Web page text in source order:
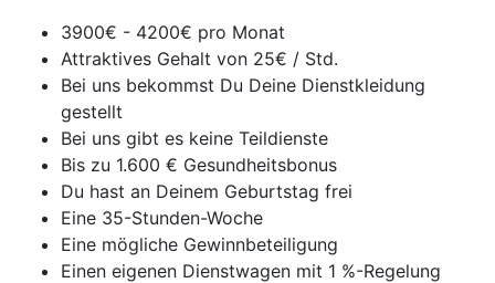
3900€ - 4200€ pro Monat
Attraktives Gehalt von 25€ / Std.
Bei uns bekommst Du Deine Dienstkleidung
gestellt
Bei uns gibt es keine Teildienste
Bis zu 1.600 € Gesundheitsbonus
Du hast an Deinem Geburtstag frei
Eine 35-Stunden-Woche
Eine mögliche Gewinnbeteiligung
Einen eigenen Dienstwagen mit 1 %-Regelung